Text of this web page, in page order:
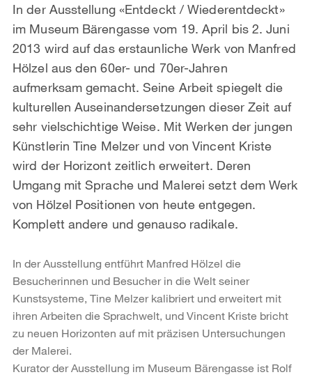
In der Ausstellung «Entdeckt / Wiederentdeckt»
im Museum Bärengasse vom 19. April bis 2. Juni
2013 wird auf das erstaunliche Werk von Manfred
Hölzel aus den 60er- und 70er-Jahren
aufmerksam gemacht. Seine Arbeit spiegelt die
kulturellen Auseinandersetzungen dieser Zeit auf
sehr vielschichtige Weise. Mit Werken der jungen
Künstlerin Tine Melzer und von Vincent Kriste
wird der Horizont zeitlich erweitert. Deren
Umgang mit Sprache und Malerei setzt dem Werk
von Hölzel Positionen von heute entgegen.
Komplett andere und genauso radikale.
In der Ausstellung entführt Manfred Hölzel die
Besucherinnen und Besucher in die Welt seiner
Kunstsysteme, Tine Melzer kalibriert und erweitert mit
ihren Arbeiten die Sprachwelt, und Vincent Kriste bricht
zu neuen Horizonten auf mit präzisen Untersuchungen
der Malerei.
Kurator der Ausstellung im Museum Bärengasse ist Rolf